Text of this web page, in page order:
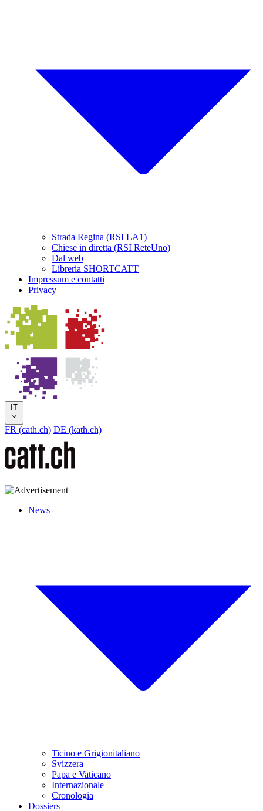
Strada Regina (RSI LA1)
Chiese in diretta (RSI ReteUno)
Dal web
Libreria SHORTCATT
Impressum e contatti
Privacy
IT
FR (cath.ch) DE (kath.ch)
News
Ticino e Grigionitaliano
Svizzera
Papa e Vaticano
Internazionale
Cronologia
Dossiers